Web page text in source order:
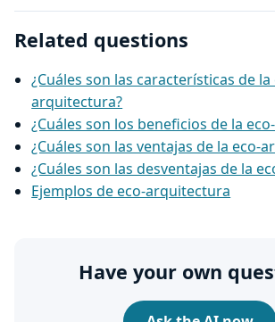
Related questions
¿Cuáles son las características de la
arquitectura?
¿Cuáles son los beneficios de la
¿Cuáles son las ventajas de la eco-
¿Cuáles son las desventajas de la
Ejemplos de eco-arquitectura
Have your own